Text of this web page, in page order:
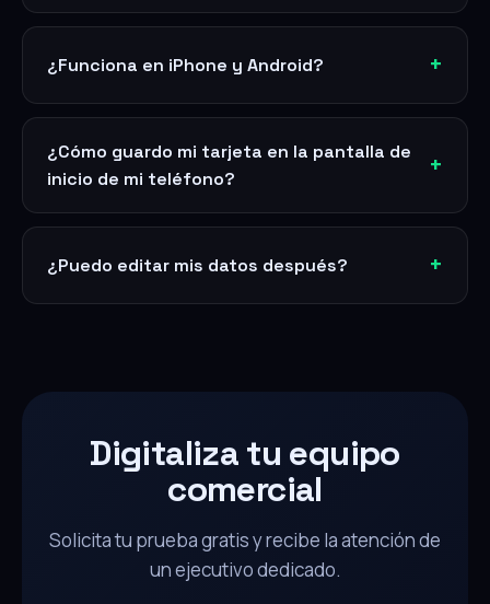
¿Funciona en iPhone y Android?
¿Cómo guardo mi tarjeta en la pantalla de
inicio de mi teléfono?
¿Puedo editar mis datos después?
Digitaliza tu equipo
comercial
Solicita tu prueba gratis y recibe la atención de
un ejecutivo dedicado.